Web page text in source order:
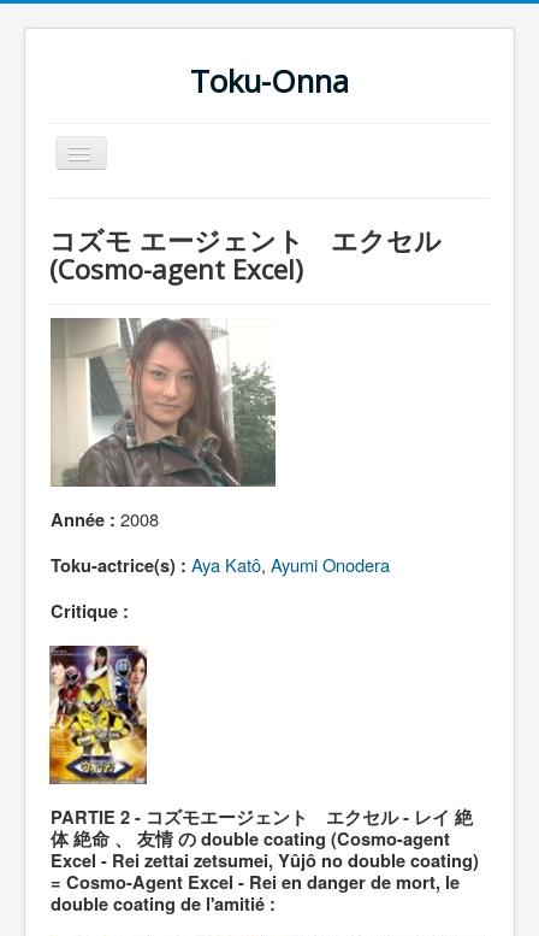
Toku-Onna
Basculer
la
Toku-Actrices
Séries
Films
COSAA
Dessins
コズモ エージェント エクセル
(Cosmo-agent Excel)
Année : 2008
Toku-actrice(s) : Aya Katô, Ayumi Onodera
Critique :
PARTIE 2 - コズモエージェント エクセル - レイ 絶
体 絶命 、 友情 の double coating (Cosmo-agent
Excel - Rei zettai zetsumei, Yûjô no double coating)
= Cosmo-Agent Excel - Rei en danger de mort, le
double coating de l'amitié :